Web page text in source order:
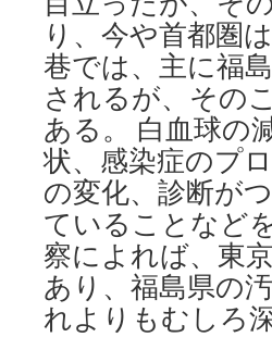
り、今や首都圏
巷では、主に福
されるが、その
ある。 白血球の
状、感染症のプ
の変化、診断が
ていることなど
察によれば、東
あり、福島県の
れよりもむしろ